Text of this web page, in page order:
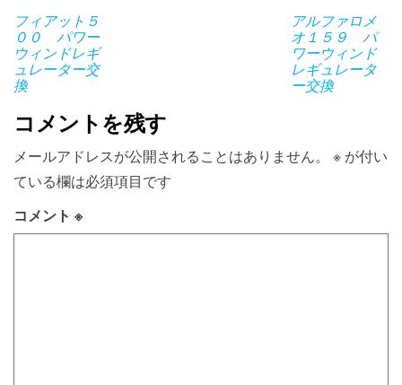
フィアット５
００ パワー
ウィンドレギ
ュレーター交
換
アルファロメ
オ１５９ パ
ワーウィンド
レギュレータ
ー交換
コメントを残す
メールアドレスが公開されることはありません。 ※ が付い
ている欄は必須項目です
コメント ※